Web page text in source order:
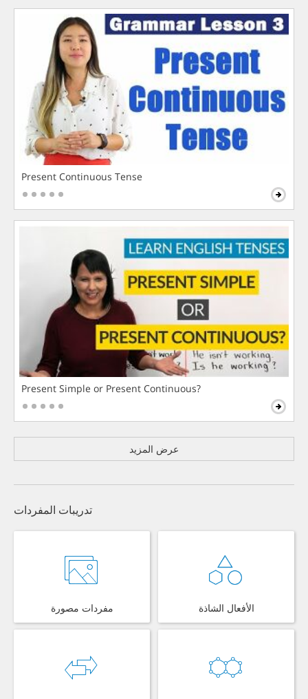
Present Continuous Tense
Present Simple or Present Continuous?
عرض المزيد
تدريبات المفردات
مفردات مصورة الأفعال الشاذة